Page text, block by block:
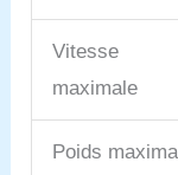
Vitesse
maximale
Poids